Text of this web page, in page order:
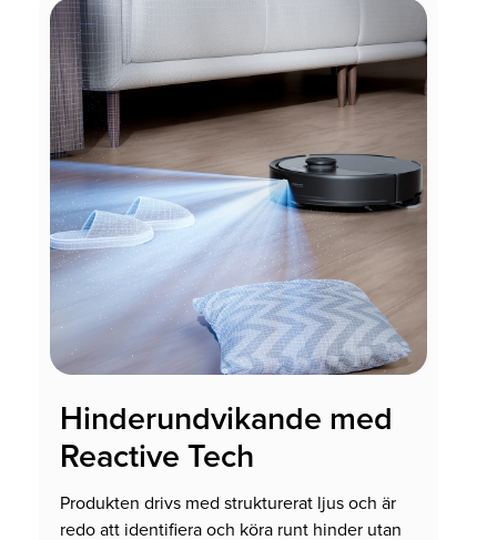
Hinderundvikande med
Reactive Tech
Produkten drivs med strukturerat ljus och är
redo att identifiera och köra runt hinder utan